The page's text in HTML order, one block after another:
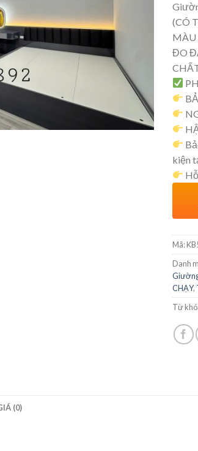
(CÓ
MÀU
ĐO
kiện
Mã:
Danh
CHẠY,
Từ
(0)